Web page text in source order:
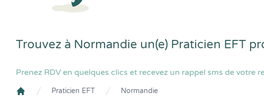
Trouvez à Normandie un(e) Praticien EFT
Prenez RDV en quelques clics et recevez un rappel sms de
Praticien EFT Normandie